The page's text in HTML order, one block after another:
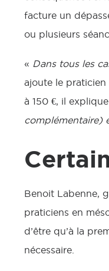
facture un
ou plusieurs
« Dans tous les
ajoute le praticien
à 150 €, il
complémentaire)
Benoit Labenne,
praticiens en
d’être qu’à la
nécessaire.